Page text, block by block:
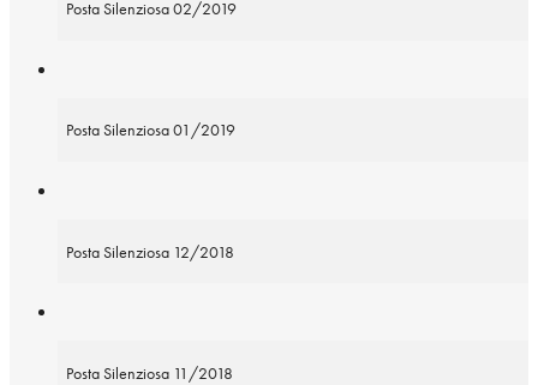
Posta Silenziosa 02/2019
Posta Silenziosa 01/2019
Posta Silenziosa 12/2018
Posta Silenziosa 11/2018